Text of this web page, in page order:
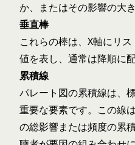
か、またはその影響の大
垂直棒
これらの棒は、X軸にリ
値を表し、通常は降順に
累積線
パレート図の累積線は、
重要な要素です。この線
の総影響または頻度の累